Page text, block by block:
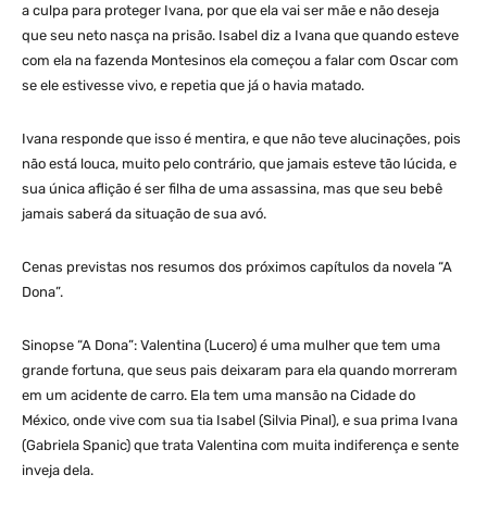
a culpa para proteger Ivana, por que ela vai ser mãe e não deseja
que seu neto nasça na prisão. Isabel diz a Ivana que quando esteve
com ela na fazenda Montesinos ela começou a falar com Oscar com
se ele estivesse vivo, e repetia que já o havia matado.
Ivana responde que isso é mentira, e que não teve alucinações, pois
não está louca, muito pelo contrário, que jamais esteve tão lúcida, e
sua única aflição é ser filha de uma assassina, mas que seu bebê
jamais saberá da situação de sua avó.
Cenas previstas nos resumos dos próximos capítulos da novela “A
Dona”.
Sinopse “A Dona”: Valentina (Lucero) é uma mulher que tem uma
grande fortuna, que seus pais deixaram para ela quando morreram
em um acidente de carro. Ela tem uma mansão na Cidade do
México, onde vive com sua tia Isabel (Silvia Pinal), e sua prima Ivana
(Gabriela Spanic) que trata Valentina com muita indiferença e sente
inveja dela.